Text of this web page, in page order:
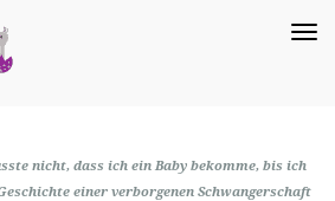
nicht, dass ich ein Baby bekomme, bis ich
einer verborgenen Schwangerschaft